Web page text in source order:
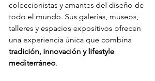
coleccionistas y amantes del diseño de
todo el mundo. Sus galerías, museos,
talleres y espacios expositivos ofrecen
una experiencia única que combina
tradición, innovación y lifestyle
mediterráneo.